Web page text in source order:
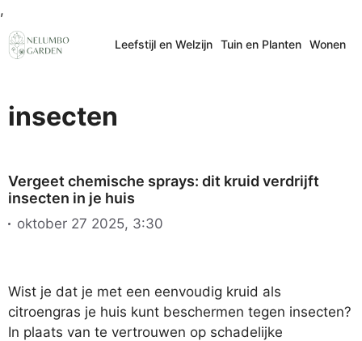
,
naar
de
Leefstijl en Welzijn Tuin en Planten Wonen
insecten
Vergeet chemische sprays: dit kruid verdrijft
insecten in je huis
oktober 27 2025, 3:30
Wist je dat je met een eenvoudig kruid als
citroengras je huis kunt beschermen tegen insecten?
In plaats van te vertrouwen op schadelijke